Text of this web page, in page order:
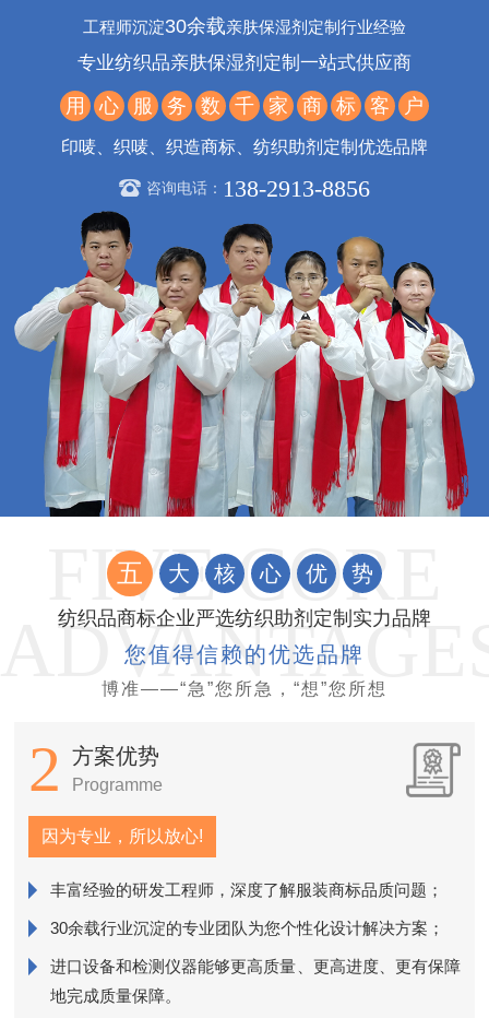
工程师沉淀30余载亲肤保湿剂定制行业经验
专业纺织品亲肤保湿剂定制一站式供应商
用 心 服 务 数 千 家 商 标 客 户
印唛、织唛、织造商标、纺织助剂定制优选品牌
咨询电话： 138-2913-8856
五 大 核 心 优 势
纺织品商标企业严选纺织助剂定制实力品牌
您值得信赖的优选品牌
博准——“急”您所急，“想”您所想
2 方案优势
Programme
因为专业，所以放心!
丰富经验的研发工程师，深度了解服装商标品质问题；
30余载行业沉淀的专业团队为您个性化设计解决方案；
进口设备和检测仪器能够更高质量、更高进度、更有保障
地完成质量保障。